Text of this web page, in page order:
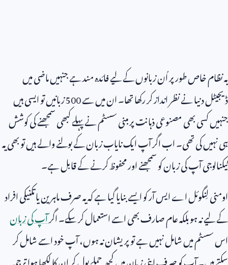
یہ نظام خاص طور پر اُن زبانوں کے لیے فائدہ مند ہے جنہیں ماضی میں
ڈیجیٹل دنیا نے نظر انداز کر رکھا تھا۔ ان میں سے500زبانیں تو ایسی ہیں
جنہیں کسی بھی مصنوعی ذہانت پر مبنی سسٹم نے پہلے کبھی سمجھنے کی کوشش
ہی نہیں کی تھی۔ اب اگر آپ ایک نایاب زبان کے بولنے والے ہیں تو بھی یہ
ٹیکنالوجی آپ کی زبان کو سمجھنے اور محفوظ کرنے کے قابل ہے۔
اومنی لِنگوئل اے ایس آر کو ایسے بنایا گیا ہے کہ یہ صرف ماہرین یا تکنیکی افراد
کے لیے نہ ہو بلکہ عام صارف بھی اسے استعمال کر سکے۔ اگرآپ کی زبان
اس سسٹم میں شامل نہیں ہے تو پریشان نہ ہوں، آپ خود اسے شامل کر